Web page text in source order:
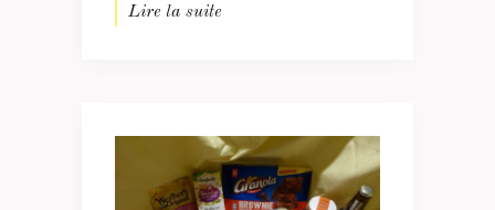
Lire la suite